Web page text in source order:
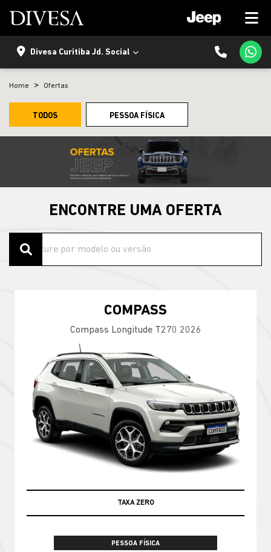
Divesa Curitiba Jd. Social
Home Ofertas
TODOS PESSOA FÍSICA
ENCONTRE UMA OFERTA
COMPASS
Compass Longitude T270 2026
TAXA ZERO
PESSOA FÍSICA